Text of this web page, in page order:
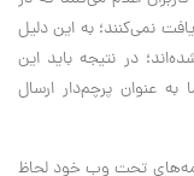
نمی‌کنند؛ به این دلیل
در نتیجه باید این
به عنوان پرچم‌دار ارسال
تحت وب خود لحاظ